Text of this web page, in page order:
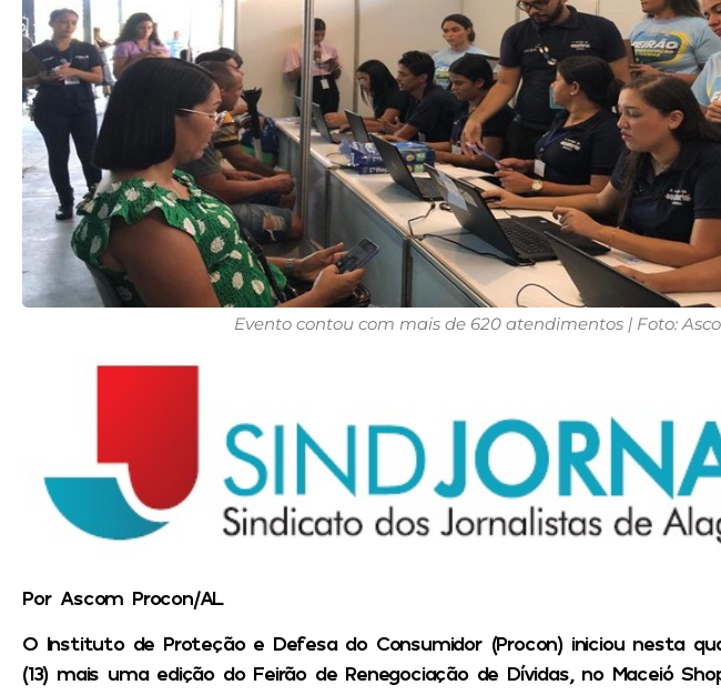
Evento contou com mais de 620 atendimentos | Foto:
Por Ascom Procon/AL
O Instituto de Proteção e Defesa do Consumidor (Procon) iniciou nesta
(13) mais uma edição do Feirão de Renegociação de Dívidas, no Maceió